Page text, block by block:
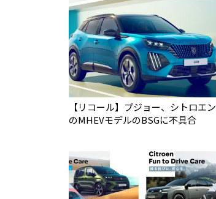
【リコール】プジョー、シトロエン
のMHEVモデルのBSGに不具合